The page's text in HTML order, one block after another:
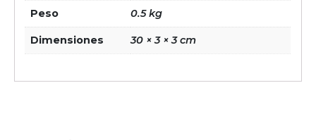
Peso 0.5 kg
Dimensiones 30 × 3 × 3 cm